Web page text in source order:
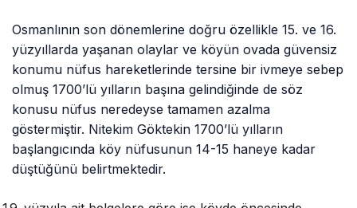
Osmanlının son dönemlerine doğru özellikle 15. ve 16.
yüzyıllarda yaşanan olaylar ve köyün ovada güvensiz
konumu nüfus hareketlerinde tersine bir ivmeye sebep
olmuş 1700’lü yılların başına gelindiğinde de söz
konusu nüfus neredeyse tamamen azalma
göstermiştir. Nitekim Göktekin 1700’lü yılların
başlangıcında köy nüfusunun 14-15 haneye kadar
düştüğünü belirtmektedir.